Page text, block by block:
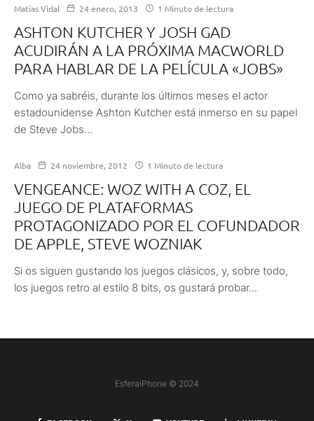
Matías Vidal 24 enero, 2013 1 Minuto de lectura
ASHTON KUTCHER Y JOSH GAD
ACUDIRÁN A LA PRÓXIMA MACWORLD
PARA HABLAR DE LA PELÍCULA «JOBS»
Como ya sabréis, durante los últimos meses el actor
estadounidense Ashton Kutcher está inmerso en su papel
de Steve Jobs...
Alba 24 noviembre, 2012 1 Minuto de lectura
VENGEANCE: WOZ WITH A COZ, EL
JUEGO DE PLATAFORMAS
PROTAGONIZADO POR EL COFUNDADOR
DE APPLE, STEVE WOZNIAK
Si os siguen gustando los juegos clásicos, y, sobre todo,
los juegos retro al estilo 8 bits, os gustará probar...
EsferaiPhone © 2024